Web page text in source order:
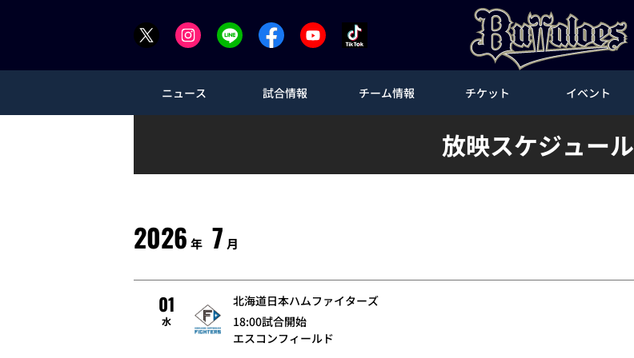
ニュース 試合情報 チーム情報 チケット イベント
放映スケジュール
2026 年 7 月
01
水
北海道日本ハムファイターズ
18:00試合開始
エスコンフィールド